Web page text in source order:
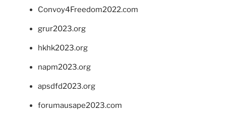
Convoy4Freedom2022.com
grur2023.org
hkhk2023.org
napm2023.org
apsdfd2023.org
forumausape2023.com